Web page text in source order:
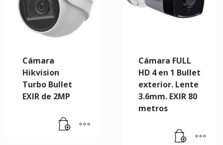
Cámara
Hikvision
Turbo Bullet
EXIR de 2MP
Cámara FULL
HD 4 en 1 Bullet
exterior. Lente
3.6mm. EXIR 80
metros